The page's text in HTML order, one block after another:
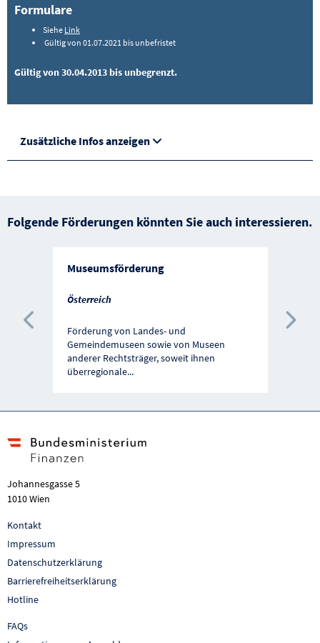
Formulare
Siehe Link
Gültig von 01.07.2021 bis unbefristet
Gültig von 30.04.2013 bis unbegrenzt.
Zusätzliche Infos anzeigen
Folgende Förderungen könnten Sie auch interessieren.
Museumsförderung
Österreich
Förderung von Landes- und
Gemeindemuseen sowie von Museen
anderer Rechtsträger, soweit ihnen
überregionale...
Vorherige Förderung
Johannesgasse 5
1010 Wien
Kontakt
Impressum
Datenschutzerklärung
Barrierefreiheitserklärung
Hotline
FAQs